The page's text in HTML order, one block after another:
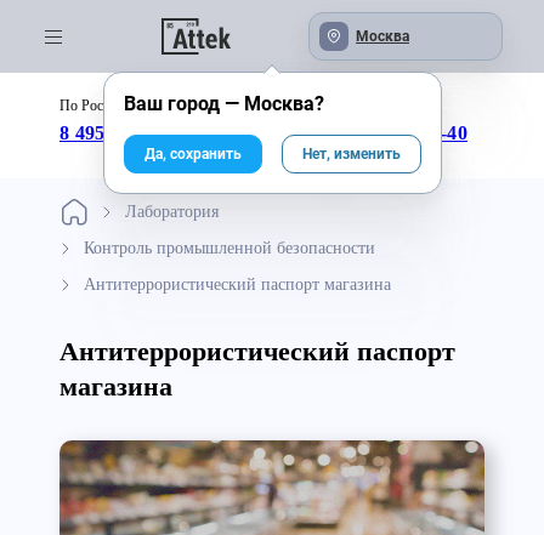
Москва
По России бесплатно:
8 495 246-04-43 8 800 333-25-40
Лаборатория
Контроль промышленной безопасности
Антитеррористический паспорт магазина
Антитеррористический паспорт
магазина
Ваш город — Москва?
Да, сохранить Нет, изменить